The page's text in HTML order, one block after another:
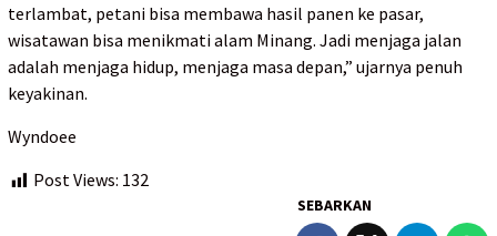
terlambat, petani bisa membawa hasil panen ke pasar,
wisatawan bisa menikmati alam Minang. Jadi menjaga jalan
adalah menjaga hidup, menjaga masa depan,” ujarnya penuh
keyakinan.
Wyndoee
Post Views: 132
SEBARKAN